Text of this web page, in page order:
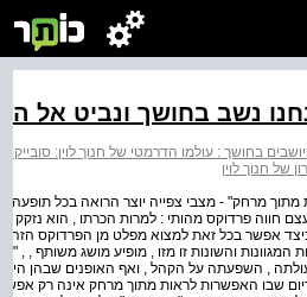
נשב בחושך ונביט אל
בחושך : עולמו הדרמטי של חנוך לוין:
של חנוך לוין
מתוך מרחק" - מצבי צפייה יוצר הרואה בכל תופעה
חווה פרדוקס מהותי : למרות הכרתו , הוא
אפשר בכל זאת למצוא מפלט מן הפרדוקס
המגוונות והשונות זו מזו , מופיע מושג משותף ,
, השפעתה על הקהל , ואף האופנים שבהן היא
שבו האפשרות לראות מתוך מרחק אינה רק